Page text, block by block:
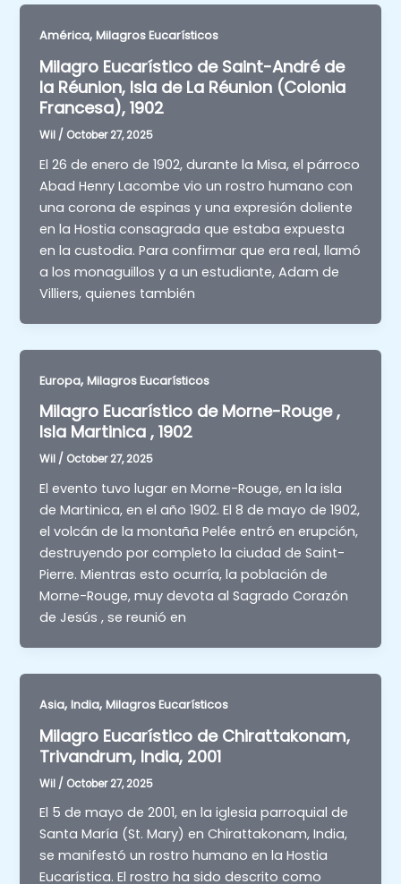
América,Milagros Eucarísticos
Milagro Eucarístico de Saint-André de
la Réunion, Isla de La Réunion (Colonia
Francesa), 1902
Wil / October 27, 2025
El 26 de enero de 1902, durante la Misa, el párroco
Abad Henry Lacombe vio un rostro humano con
una corona de espinas y una expresión doliente
en la Hostia consagrada que estaba expuesta
en la custodia. Para confirmar que era real, llamó
a los monaguillos y a un estudiante, Adam de
Villiers, quienes también
Europa,Milagros Eucarísticos
Milagro Eucarístico de Morne-Rouge ,
Isla Martinica , 1902
Wil / October 27, 2025
El evento tuvo lugar en Morne-Rouge, en la isla
de Martinica, en el año 1902. El 8 de mayo de 1902,
el volcán de la montaña Pelée entró en erupción,
destruyendo por completo la ciudad de Saint-
Pierre. Mientras esto ocurría, la población de
Morne-Rouge, muy devota al Sagrado Corazón
de Jesús , se reunió en
Asia,India,Milagros Eucarísticos
Milagro Eucarístico de Chirattakonam,
Trivandrum, India, 2001
Wil / October 27, 2025
El 5 de mayo de 2001, en la iglesia parroquial de
Santa María (St. Mary) en Chirattakonam, India,
se manifestó un rostro humano en la Hostia
Eucarística. El rostro ha sido descrito como